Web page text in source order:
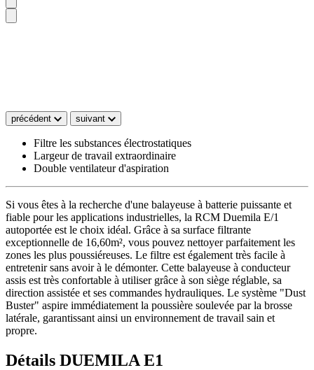
précédent suivant
Filtre les substances électrostatiques
Largeur de travail extraordinaire
Double ventilateur d'aspiration
Si vous êtes à la recherche d'une balayeuse à batterie puissante et
fiable pour les applications industrielles, la RCM Duemila E/1
autoportée est le choix idéal. Grâce à sa surface filtrante
exceptionnelle de 16,60m², vous pouvez nettoyer parfaitement les
zones les plus poussiéreuses. Le filtre est également très facile à
entretenir sans avoir à le démonter. Cette balayeuse à conducteur
assis est très confortable à utiliser grâce à son siège réglable, sa
direction assistée et ses commandes hydrauliques. Le système "Dust
Buster" aspire immédiatement la poussière soulevée par la brosse
latérale, garantissant ainsi un environnement de travail sain et
propre.
Détails DUEMILA E1